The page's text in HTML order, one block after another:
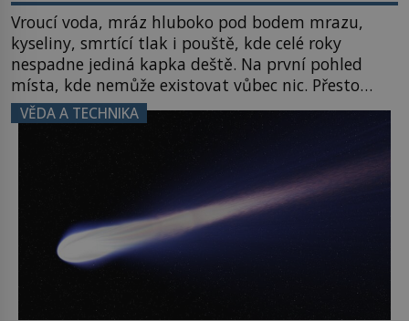
Vroucí voda, mráz hluboko pod bodem mrazu,
kyseliny, smrtící tlak i pouště, kde celé roky
nespadne jediná kapka deště. Na první pohled
místa, kde nemůže existovat vůbec nic. Přesto
právě tady vědci objevují organismy, které
posouvají hranice života. Každý nový nález mění
napovídá, kde bychom jednou […]
VĚDA A TECHNIKA